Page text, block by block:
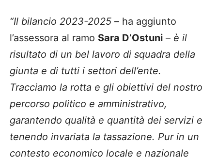
“Il bilancio 2023-2025 – ha aggiunto
l’assessora al ramo Sara D’Ostuni – è il
risultato di un bel lavoro di squadra della
giunta e di tutti i settori dell’ente.
Tracciamo la rotta e gli obiettivi del nostro
percorso politico e amministrativo,
garantendo qualità e quantità dei servizi e
tenendo invariata la tassazione. Pur in un
contesto economico locale e nazionale